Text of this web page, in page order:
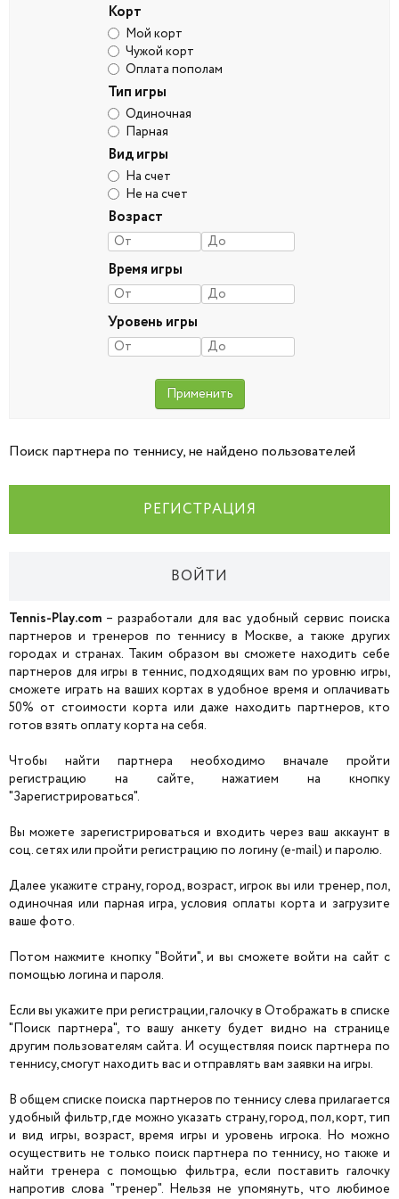
Корт
Мой корт
Чужой корт
Оплата пополам
Тип игры
Одиночная
Парная
Вид игры
На счет
Не на счет
Возраст
Время игры
Уровень игры
Поиск партнера по теннису, не найдено пользователей
РЕГИСТРАЦИЯ
ВОЙТИ
Tennis-Play.com – разработали для вас удобный сервис поиска
партнеров и тренеров по теннису в Москве, а также других
городах и странах. Таким образом вы сможете находить себе
партнеров для игры в теннис, подходящих вам по уровню игры,
сможете играть на ваших кортах в удобное время и оплачивать
50% от стоимости корта или даже находить партнеров, кто
готов взять оплату корта на себя.
Чтобы найти партнера необходимо вначале пройти
регистрацию на сайте, нажатием на кнопку
"Зарегистрироваться".
Вы можете зарегистрироваться и входить через ваш аккаунт в
соц. сетях или пройти регистрацию по логину (e-mail) и паролю.
Далее укажите страну, город, возраст, игрок вы или тренер, пол,
одиночная или парная игра, условия оплаты корта и загрузите
ваше фото.
Потом нажмите кнопку "Войти", и вы сможете войти на сайт с
помощью логина и пароля.
Если вы укажите при регистрации, галочку в Отображать в списке
"Поиск партнера", то вашу анкету будет видно на странице
другим пользователям сайта. И осуществляя поиск партнера по
теннису, смогут находить вас и отправлять вам заявки на игры.
В общем списке поиска партнеров по теннису слева прилагается
удобный фильтр, где можно указать страну, город, пол, корт, тип
и вид игры, возраст, время игры и уровень игрока. Но можно
осуществить не только поиск партнера по теннису, но также и
найти тренера с помощью фильтра, если поставить галочку
напротив слова "тренер". Нельзя не упомянуть, что любимое